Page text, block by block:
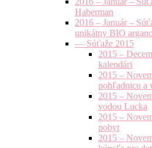
Haberman
2016 – Január –
unikátny BIO
— Súťaže 2015
2015 –
kalendári
2015 –
pohľadnicu a
2015 –
vodou Lucka
2015 –
pobyt
2015 –